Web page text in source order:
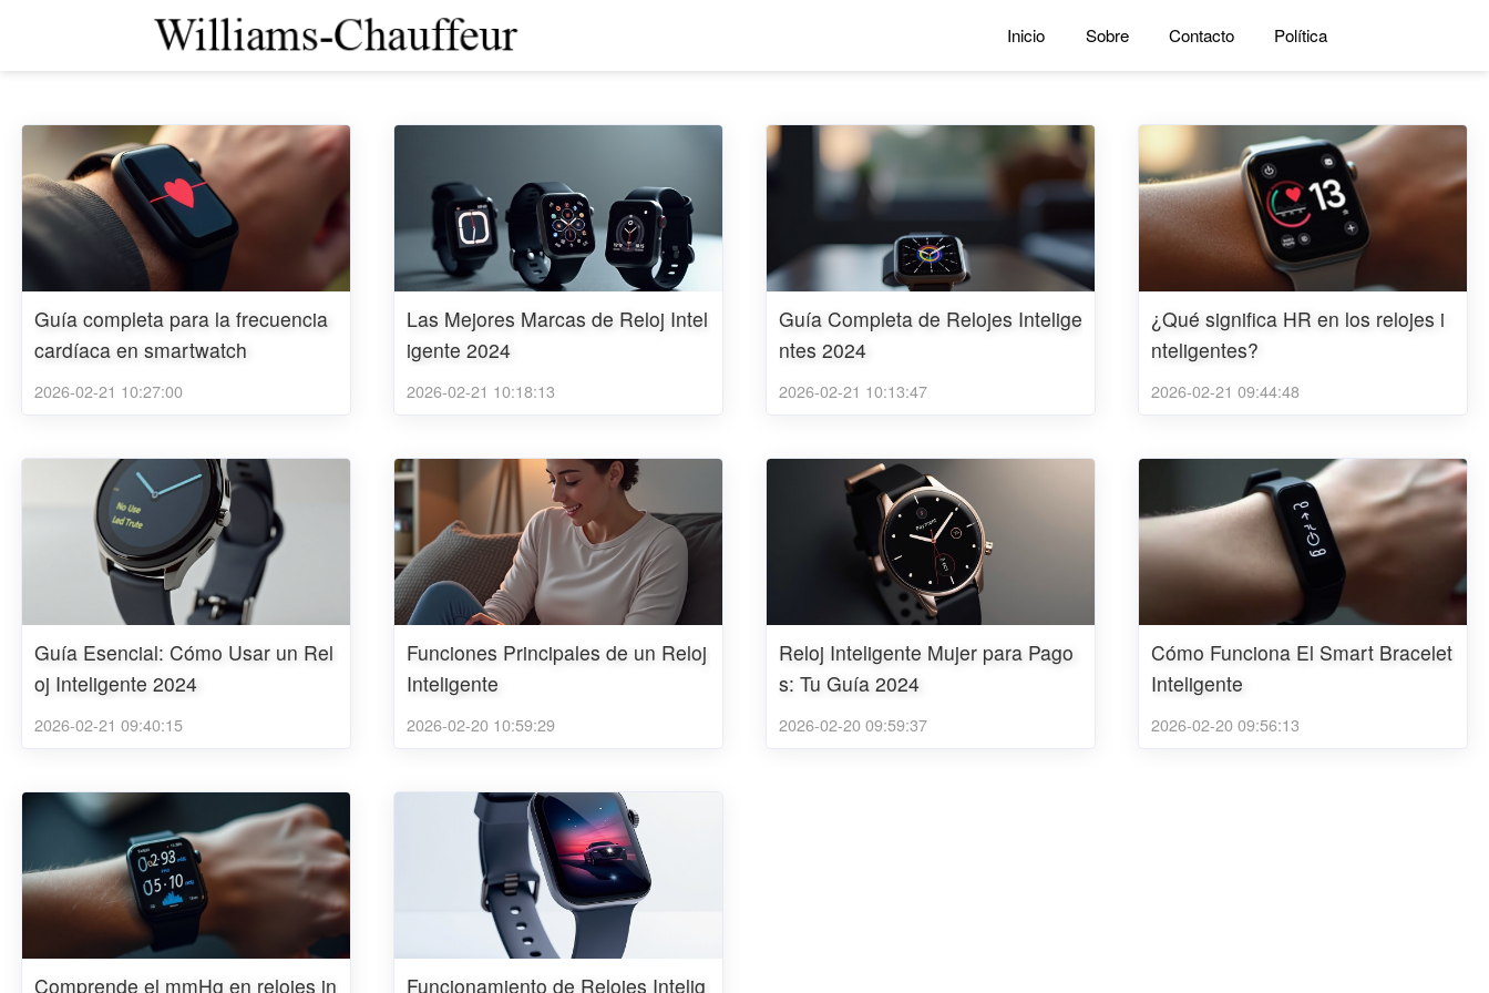
Inicio Sobre Contacto Política
Guía completa para la frecuencia
cardíaca en smartwatch
2026-02-21 10:27:00
Las Mejores Marcas de Reloj Intel
igente 2024
2026-02-21 10:18:13
Guía Completa de Relojes Intelige
ntes 2024
2026-02-21 10:13:47
¿Qué significa HR en los relojes i
nteligentes?
2026-02-21 09:44:48
Guía Esencial: Cómo Usar un Rel
oj Inteligente 2024
2026-02-21 09:40:15
Funciones Principales de un Reloj
Inteligente
2026-02-20 10:59:29
Reloj Inteligente Mujer para Pago
s: Tu Guía 2024
2026-02-20 09:59:37
Cómo Funciona El Smart Bracelet
Inteligente
2026-02-20 09:56:13
Comprende el mmHg en relojes in Funcionamiento de Relojes Intelig